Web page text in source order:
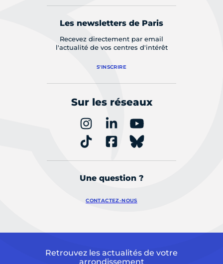
Les newsletters de Paris
Recevez directement par email
l'actualité de vos centres d'intérêt
S'INSCRIRE
Sur les réseaux
Une question ?
CONTACTEZ-NOUS
Retrouvez les actualités de votre
arrondissement